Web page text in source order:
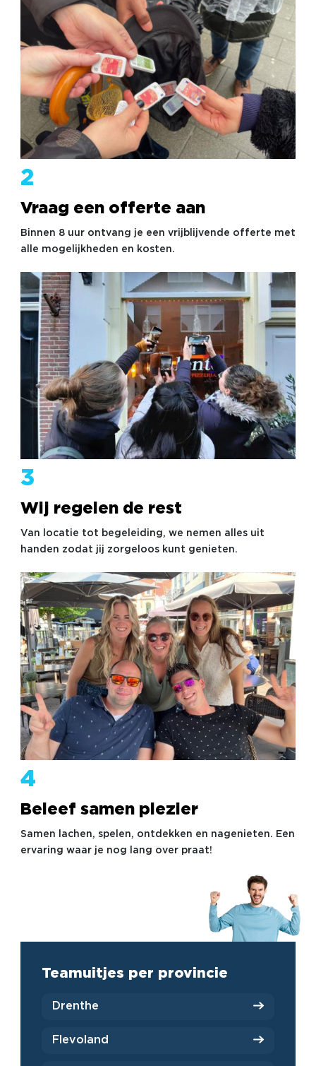
2
Vraag een offerte aan
Binnen 8 uur ontvang je een vrijblijvende offerte met
alle mogelijkheden en kosten.
3
Wij regelen de rest
Van locatie tot begeleiding, we nemen alles uit
handen zodat jij zorgeloos kunt genieten.
4
Beleef samen plezier
Samen lachen, spelen, ontdekken en nagenieten. Een
ervaring waar je nog lang over praat!
Teamuitjes per provincie
Drenthe
Flevoland